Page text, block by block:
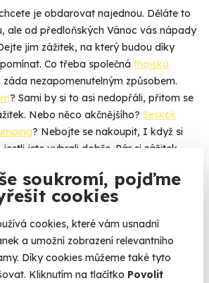
soukromí, pojďme
cookies
cookies, které vám usnadní
a umožní zobrazení relevantního
Díky cookies můžeme také tyto
Kliknutím na tlačítko Povolit
je obdarovat najednou. Děláte to
ale od předloňských Vánoc vás nápady
jim zážitek, na který budou díky
Co třeba společná thajská
nezapomenutelným způsobem.
? Sami by si to asi nedopřáli, přitom se
Nebo něco akčnějšího? Seskok
? Nebojte se nakoupit, I když si
jestli jste vybrali dobře. Pár si zážitek
heureka.cz